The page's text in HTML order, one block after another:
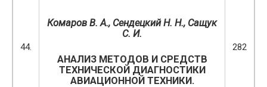
44.
Комаров В. А., Сендецкий Н. Н., Сащук
С. И.
АНАЛИЗ МЕТОДОВ И СРЕДСТВ
ТЕХНИЧЕСКОЙ ДИАГНОСТИКИ
АВИАЦИОННОЙ ТЕХНИКИ.
282